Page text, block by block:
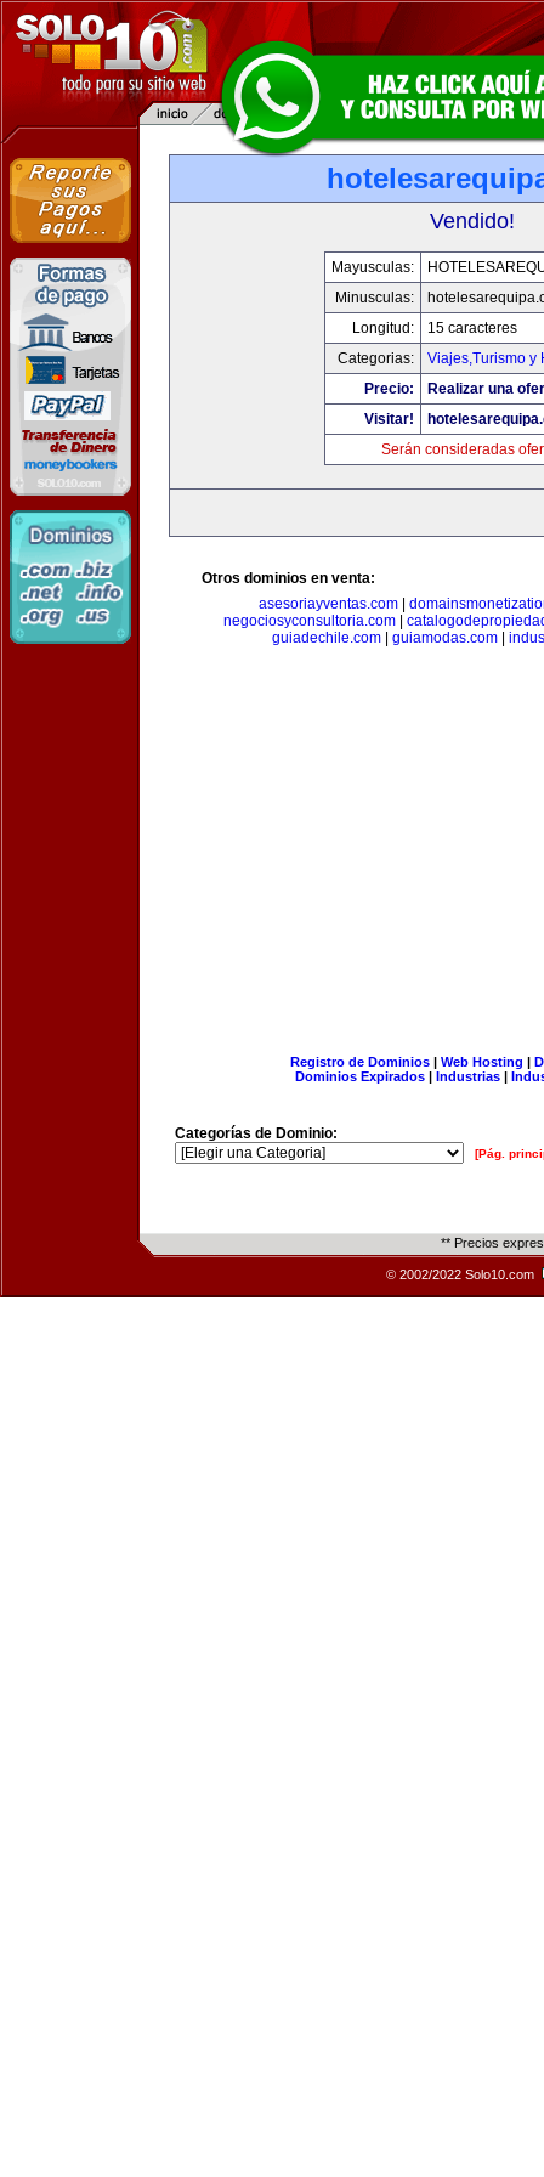
Vendido!
Mayusculas:
Minusculas:
Longitud:
15 caracteres
Categorias:
Viajes,Turismo y
Precio:
Realizar una
Visitar!
Serán consideradas
Otros dominios en venta:
asesoriayventas.com
negociosyconsultoria.com|
guiadechile.com
guiamodas.com
Registro de Dominios| Web Hosting |
Dominios Expirados | Industrias |
Categorías de Dominio:
[Pág.
** Precios
© 2002/2022 Solo10.com